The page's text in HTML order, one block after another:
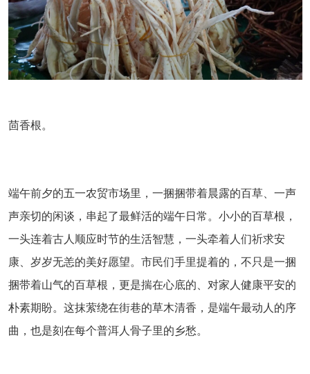
茴香根。
端午前夕的五一农贸市场里，一捆捆带着晨露的百草、一声
声亲切的闲谈，串起了最鲜活的端午日常。小小的百草根，
一头连着古人顺应时节的生活智慧，一头牵着人们祈求安
康、岁岁无恙的美好愿望。市民们手里提着的，不只是一捆
捆带着山气的百草根，更是揣在心底的、对家人健康平安的
朴素期盼。这抹萦绕在街巷的草木清香，是端午最动人的序
曲，也是刻在每个普洱人骨子里的乡愁。